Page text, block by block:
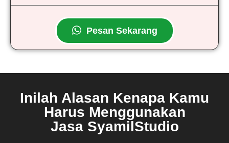
Pesan Sekarang
Inilah Alasan Kenapa Kamu
Harus Menggunakan
Jasa SyamilStudio